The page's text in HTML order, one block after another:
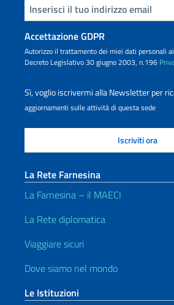
Inserisci la tua email
Accettazione GDPR
Autorizzo il trattamento dei miei dati personali
Decreto Legislativo 30 giugno 2003, n.196
Sì, voglio iscrivermi alla Newsletter per
aggiornamenti sulle attività di questa sede
La Rete Farnesina
La Farnesina – il MAECI
La Rete diplomatica
Viaggiare sicuri
Dove siamo nel mondo
Le Istituzioni